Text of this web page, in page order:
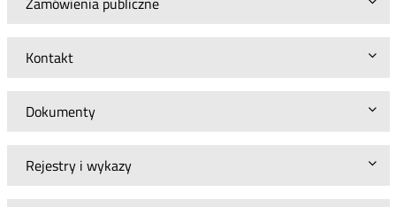
Kontakt
Dokumenty
Rejestry i wykazy